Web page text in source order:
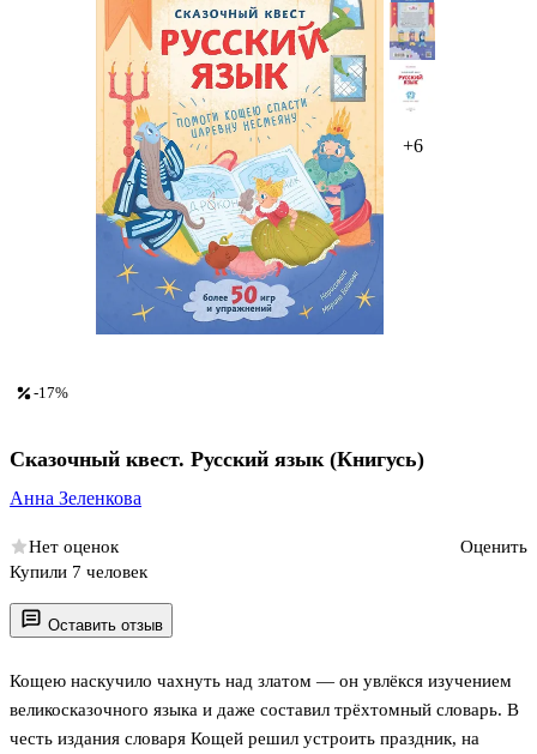
+6
Оставить отзыв
Кощею наскучило чахнуть над златом — он увлёкся изучением
великосказочного языка и даже составил трёхтомный словарь. В
честь издания словаря Кощей решил устроить праздник, на
-17%
Сказочный квест. Русский язык (Книгусь)
Анна Зеленкова
Нет оценок
Оценить
Купили 7 человек